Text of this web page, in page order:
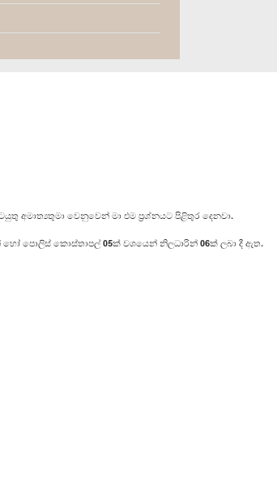
අමාත්‍යතුමා වෙනුවෙන් මා එම ප්‍රශ්නයට පිළිතුර දෙනවා.
කොස්තාපල් 05ක් වශයෙන් නිලධාරින් 06ක් ලබා දී ඇත.